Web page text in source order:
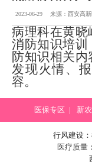
2023-06-29 来源：西安高新
病理科在黄晓
消防知识培训
防知识相关
发现火情、
容。
医保专区 | 新
行风建设
医疗质量